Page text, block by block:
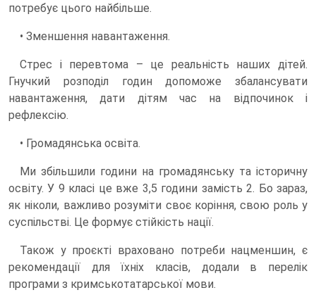
потребує цього найбільше.
• Зменшення навантаження.
Стрес і перевтома – це реальність наших дітей.
Гнучкий розподіл годин допоможе збалансувати
навантаження, дати дітям час на відпочинок і
рефлексію.
• Громадянська освіта.
Ми збільшили години на громадянську та історичну
освіту. У 9 класі це вже 3,5 години замість 2. Бо зараз,
як ніколи, важливо розуміти своє коріння, свою роль у
суспільстві. Це формує стійкість нації.
Також у проєкті враховано потреби нацменшин, є
рекомендації для їхніх класів, додали в перелік
програми з кримськотатарської мови.